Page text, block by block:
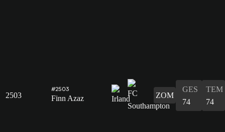
2503
#2503
Finn Azaz ZOM
GES
74
TEM
74